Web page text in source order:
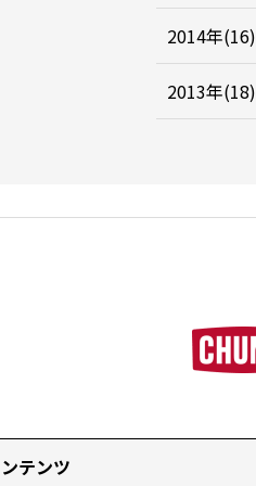
2014年(16)
2013年(18)
テンツ